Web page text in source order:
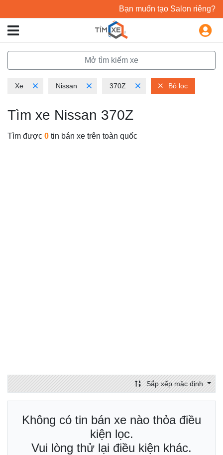
Bạn muốn tạo Salon riêng?
Mở tìm kiếm xe
Xe Nissan 370Z Bỏ lọc
Tìm xe Nissan 370Z
Tìm được 0 tin bán xe trên toàn quốc
Sắp xếp mặc định
Không có tin bán xe nào thỏa điều
kiện lọc.
Vui lòng thử lại điều kiện khác.